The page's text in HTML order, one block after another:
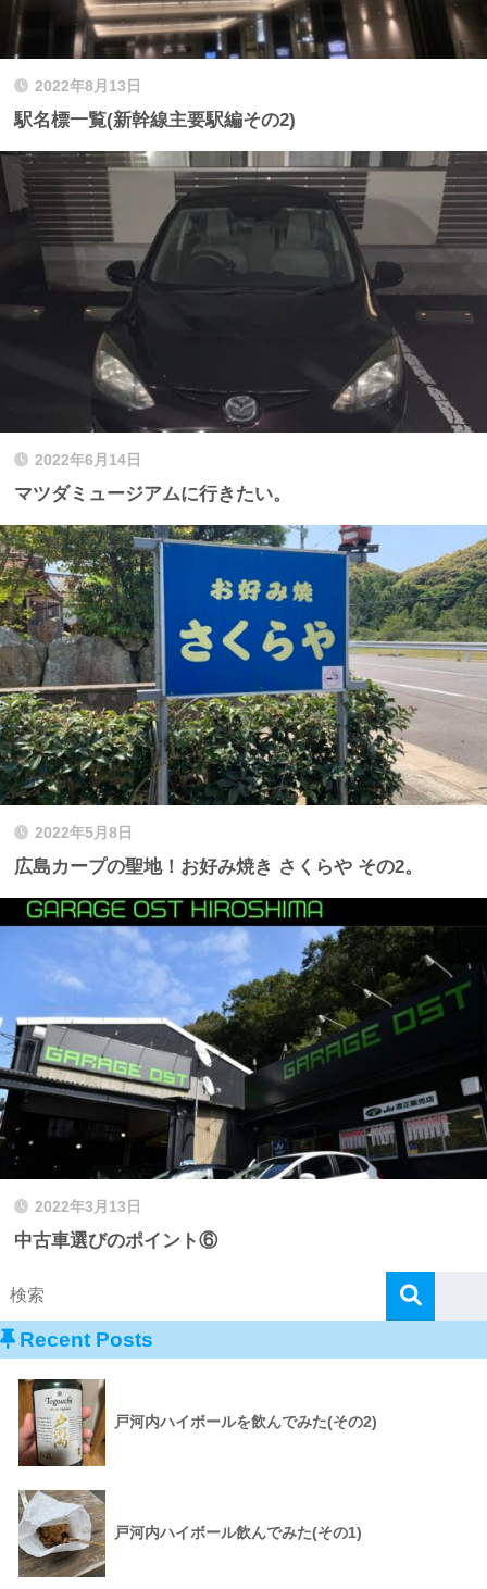
2022年8月13日
駅名標一覧(新幹線主要駅編その2)
2022年6月14日
マツダミュージアムに行きたい。
2022年5月8日
広島カープの聖地！お好み焼き さくらや その2。
2022年3月13日
中古車選びのポイント⑥
Recent Posts
戸河内ハイボールを飲んでみた(その2)
戸河内ハイボール飲んでみた(その1)